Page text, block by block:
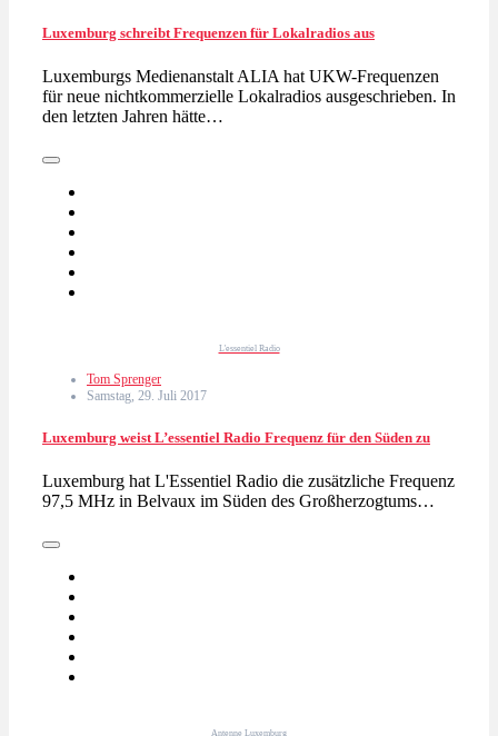
Luxemburg schreibt Frequenzen für Lokalradios aus
Luxemburgs Medienanstalt ALIA hat UKW-Frequenzen
für neue nichtkommerzielle Lokalradios ausgeschrieben. In
den letzten Jahren hätte…
L'essentiel Radio
Tom Sprenger
Samstag, 29. Juli 2017
Luxemburg weist L’essentiel Radio Frequenz für den Süden zu
Luxemburg hat L'Essentiel Radio die zusätzliche Frequenz
97,5 MHz in Belvaux im Süden des Großherzogtums…
Antenne Luxemburg